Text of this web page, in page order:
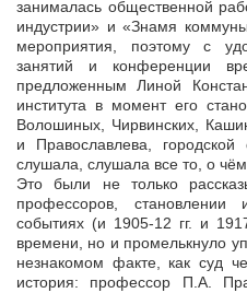
занималась общественной
индустрии» и «Знамя
мероприятия, поэтому с
занятий и конференции
предложенным Линой
института в момент его
Волошиных, Чирвинских,
и Православлева,
слушала, слушала все то, о чём
Это были не только
профессоров, становлении
событиях (и 1905-12 гг. и
времени, но и промелькнуло
незнакомом факте, как суд
история: профессор П.А.